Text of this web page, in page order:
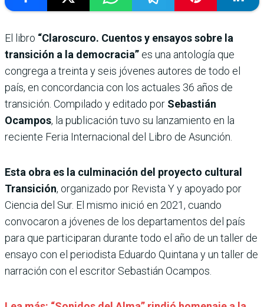
El libro “Claroscuro. Cuentos y ensayos sobre la
transición a la democracia” es una antología que
congrega a treinta y seis jóvenes autores de todo el
país, en concordancia con los actuales 36 años de
transición. Compilado y editado por Sebastián
Ocampos, la publicación tuvo su lanzamiento en la
reciente Feria Internacional del Libro de Asunción.
Esta obra es la culminación del proyecto cultural
Transición, organizado por Revista Y y apoyado por
Ciencia del Sur. El mismo inició en 2021, cuando
convocaron a jóvenes de los departamentos del país
para que participaran durante todo el año de un taller de
ensayo con el periodista Eduardo Quintana y un taller de
narración con el escritor Sebastián Ocampos.